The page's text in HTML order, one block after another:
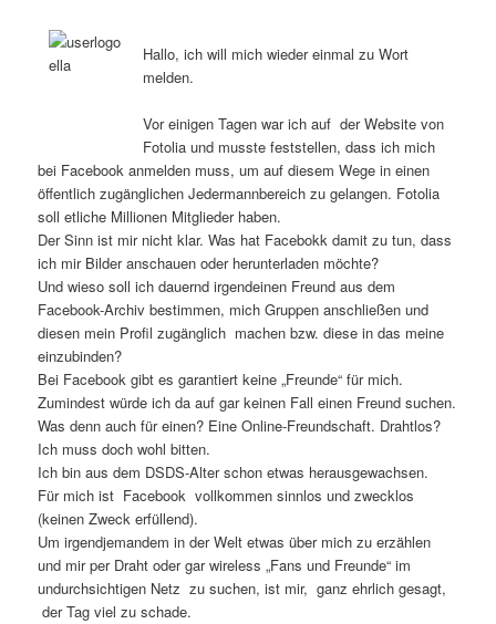
Hallo, ich will mich wieder einmal zu Wort
melden.
Vor einigen Tagen war ich auf der Website von
Fotolia und musste feststellen, dass ich mich
bei Facebook anmelden muss, um auf diesem Wege in einen
öffentlich zugänglichen Jedermannbereich zu gelangen. Fotolia
soll etliche Millionen Mitglieder haben.
Der Sinn ist mir nicht klar. Was hat Facebokk damit zu tun, dass
ich mir Bilder anschauen oder herunterladen möchte?
Und wieso soll ich dauernd irgendeinen Freund aus dem
Facebook-Archiv bestimmen, mich Gruppen anschließen und
diesen mein Profil zugänglich machen bzw. diese in das meine
einzubinden?
Bei Facebook gibt es garantiert keine „Freunde“ für mich.
Zumindest würde ich da auf gar keinen Fall einen Freund suchen.
Was denn auch für einen? Eine Online-Freundschaft. Drahtlos?
Ich muss doch wohl bitten.
Ich bin aus dem DSDS-Alter schon etwas herausgewachsen.
Für mich ist Facebook vollkommen sinnlos und zwecklos
(keinen Zweck erfüllend).
Um irgendjemandem in der Welt etwas über mich zu erzählen
und mir per Draht oder gar wireless „Fans und Freunde“ im
undurchsichtigen Netz zu suchen, ist mir, ganz ehrlich gesagt,
der Tag viel zu schade.